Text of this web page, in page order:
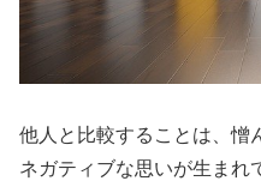
他人と比較することは、憎
ネガティブな思いが生まれ